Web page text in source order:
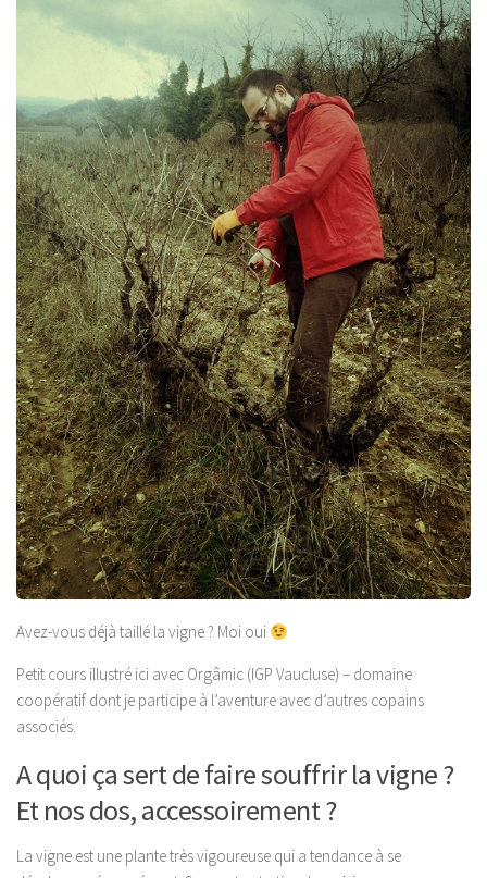
Avez-vous déjà taillé la vigne ? Moi oui
Petit cours illustré ici avec Orgâmic (IGP Vaucluse) – domaine
coopératif dont je participe à l’aventure avec d’autres copains
associés.
A quoi ça sert de faire souffrir la vigne ?
Et nos dos, accessoirement ?
La vigne est une plante très vigoureuse qui a tendance à se